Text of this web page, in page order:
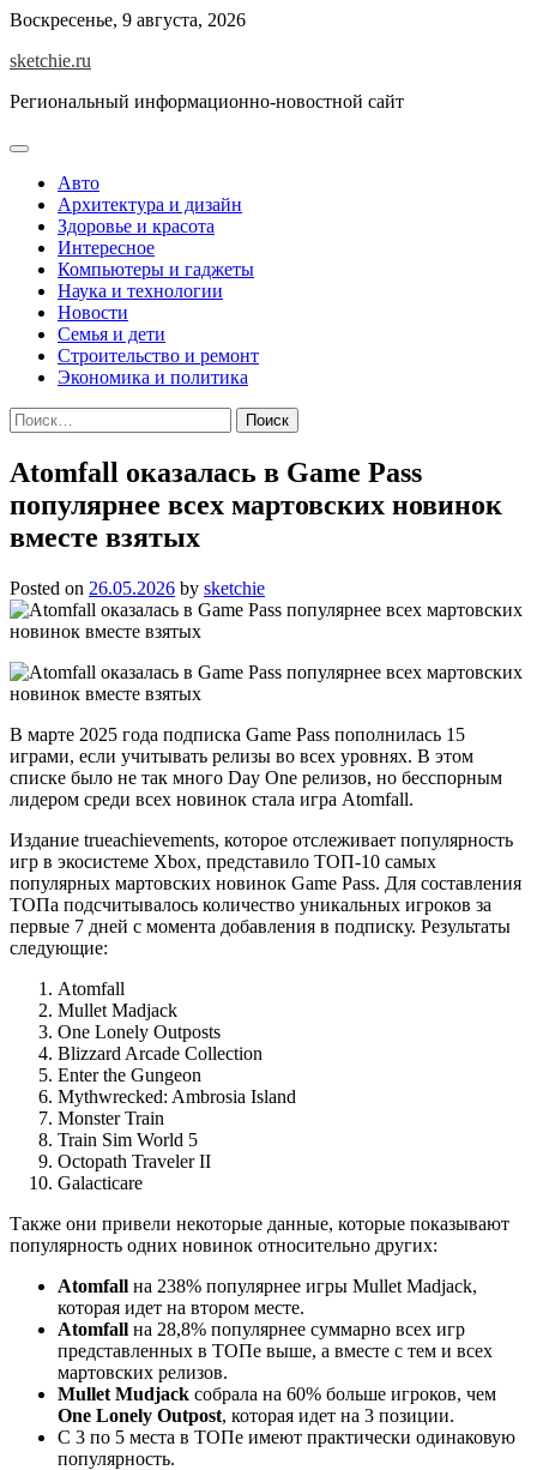
Skip
content
Воскресенье, 9 августа, 2026
sketchie.ru
Региональный информационно-новостной сайт
Авто
Архитектура и дизайн
Здоровье и красота
Интересное
Компьютеры и гаджеты
Наука и технологии
Новости
Семья и дети
Строительство и ремонт
Экономика и политика
Найти:
Atomfall оказалась в Game Pass
популярнее всех мартовских новинок
вместе взятых
Posted on 26.05.2026 by sketchie
В марте 2025 года подписка Game Pass пополнилась 15
играми, если учитывать релизы во всех уровнях. В этом
списке было не так много Day One релизов, но бесспорным
лидером среди всех новинок стала игра Atomfall.
Издание trueachievements, которое отслеживает популярность
игр в экосистеме Xbox, представило ТОП-10 самых
популярных мартовских новинок Game Pass. Для составления
ТОПа подсчитывалось количество уникальных игроков за
первые 7 дней с момента добавления в подписку. Результаты
следующие:
Atomfall
Mullet Madjack
One Lonely Outposts
Blizzard Arcade Collection
Enter the Gungeon
Mythwrecked: Ambrosia Island
Monster Train
Train Sim World 5
Octopath Traveler II
Galacticare
Также они привели некоторые данные, которые показывают
популярность одних новинок относительно других:
Atomfall на 238% популярнее игры Mullet Madjack,
которая идет на втором месте.
Atomfall на 28,8% популярнее суммарно всех игр
представленных в ТОПе выше, а вместе с тем и всех
мартовских релизов.
Mullet Mudjack собрала на 60% больше игроков, чем
One Lonely Outpost, которая идет на 3 позиции.
С 3 по 5 места в ТОПе имеют практически одинаковую
популярность.